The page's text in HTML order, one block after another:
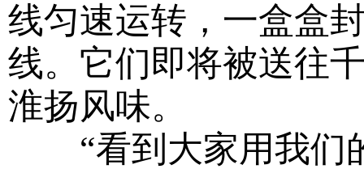
线匀速运转，一盒盒
线。它们即将被送往
淮扬风味。
“看到大家用我们